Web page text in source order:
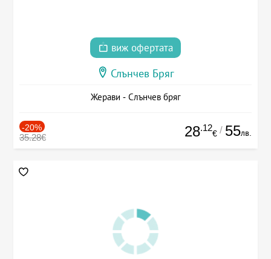
виж офертата
Слънчев Бряг
Жерави - Слънчев бряг
-20%
35.28€ 28.12
€ / 55лв.